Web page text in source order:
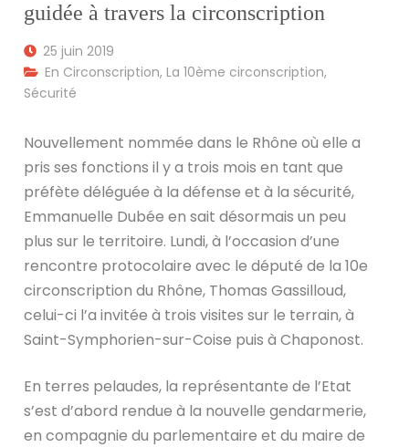
guidée à travers la circonscription
25 juin 2019
En Circonscription,La 10ème circonscription,
Sécurité
Nouvellement nommée dans le Rhône où elle a
pris ses fonctions il y a trois mois en tant que
préfète déléguée à la défense et à la sécurité,
Emmanuelle Dubée en sait désormais un peu
plus sur le territoire. Lundi, à l’occasion d’une
rencontre protocolaire avec le député de la 10e
circonscription du Rhône, Thomas Gassilloud,
celui-ci l’a invitée à trois visites sur le terrain, à
Saint-Symphorien-sur-Coise puis à Chaponost.
En terres pelaudes, la représentante de l’Etat
s’est d’abord rendue à la nouvelle gendarmerie,
en compagnie du parlementaire et du maire de